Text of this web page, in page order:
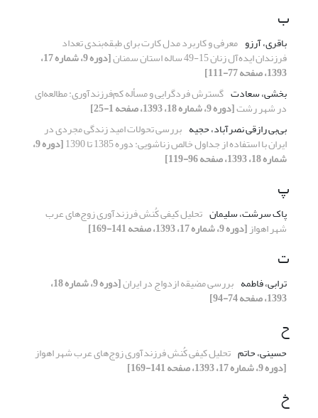
ب
باقری، آرزو معرفی و کاربرد مدل کارت برای طبقه‌بندی تعداد
فرزندان ایده‌آل زنان 15-49 ساله استان سمنان [دوره 9، شماره 17،
1393، صفحه 77-111]
بخشی، سعادت گسترش فردگرایی و مسأله کم‌فرزندآوری: مطالعه‌ای
در شهر رشت[دوره 9، شماره 18، 1393، صفحه 1-25]
بی‌بی رازقی نصرآباد، حجیه‌ بررسی تحولات امید زندگی مجردی در
ایران با استفاده از جداول خالص زناشویی: دوره 1385 تا 1390 [دوره 9،
شماره 18، 1393، صفحه 96-119]
پ
پاک سرشت، سلیمان تحلیل کیفی کُنش فرزندآوری زوج‌های عرب
شهر اهواز[دوره 9، شماره 17، 1393، صفحه 141-169]
ت
ترابی، فاطمه بررسی مضیقه‌ ازدواج در ایران [دوره 9، شماره 18،
1393، صفحه 74-94]
ح
حسینی، حاتم تحلیل کیفی کُنش فرزندآوری زوج‌های عرب شهر اهواز
[دوره 9، شماره 17، 1393، صفحه 141-169]
خ